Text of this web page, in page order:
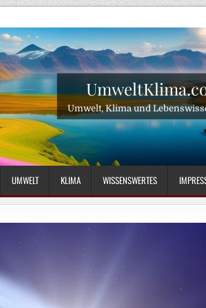
Umwelt, Klima und
UMWELT KLIMA WISSENSWERTES